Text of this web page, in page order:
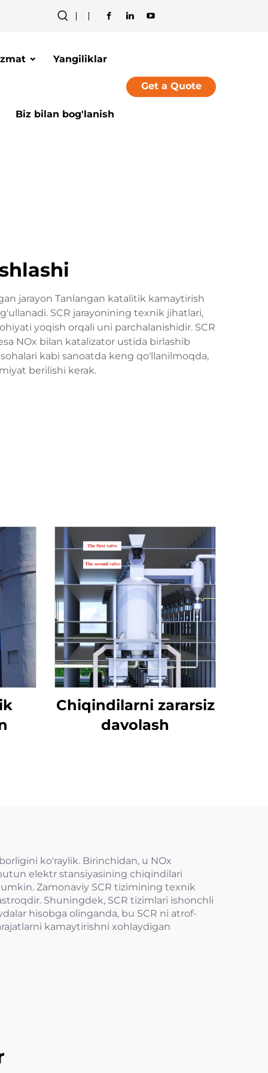
Yangiliklar
Biz bilan bog'lanish
Get a Quote
jarayon Tanlangan katalitik kamaytirish
SCR jarayonining texnik jihatlari,
yoqish orqali uni parchalanishidir. SCR
NOx bilan katalizator ustida birlashib
kabi sanoatda keng qo'llanilmoqda,
berilishi kerak.
Chiqindilarni zararsiz
davolash
ko'raylik. Birinchidan, u NOx
elektr stansiyasining chiqindilari
Zamonaviy SCR tizimining texnik
Shuningdek, SCR tizimlari ishonchli
hisobga olinganda, bu SCR ni atrof-
kamaytirishni xohlaydigan